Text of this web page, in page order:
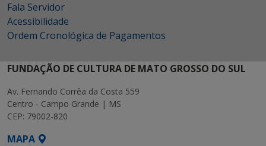
Fala Servidor
Acessibilidade
Ordem Cronológica de Pagamentos
FUNDAÇÃO DE CULTURA DE MATO GROSSO DO SUL
Av. Fernando Corrêa da Costa 559
Centro - Campo Grande | MS
CEP: 79002-820
MAPA